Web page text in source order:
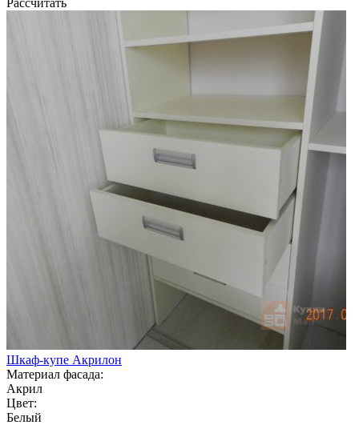
Шкаф-купе Акрилон
Материал фасада:
Акрил
Цвет:
Белый